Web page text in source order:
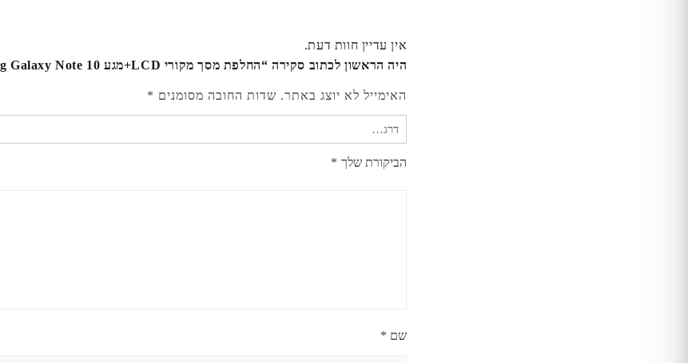
אין עדיין חוות דעת.
היה הראשון לכתוב סקירה “החלפת מסך מקורי LCD+מגע Samsung Galaxy Note 10 מקורי”
האימייל לא יוצג באתר. שדות החובה מסומנים *
הביקורת שלך *
שם *